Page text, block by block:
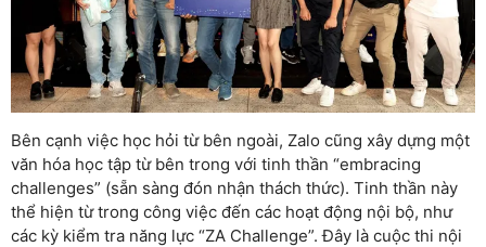
Bên cạnh việc học hỏi từ bên ngoài, Zalo cũng xây dựng một
văn hóa học tập từ bên trong với tinh thần “embracing
challenges” (sẵn sàng đón nhận thách thức). Tinh thần này
thể hiện từ trong công việc đến các hoạt động nội bộ, như
các kỳ kiểm tra năng lực “ZA Challenge”. Đây là cuộc thi nội